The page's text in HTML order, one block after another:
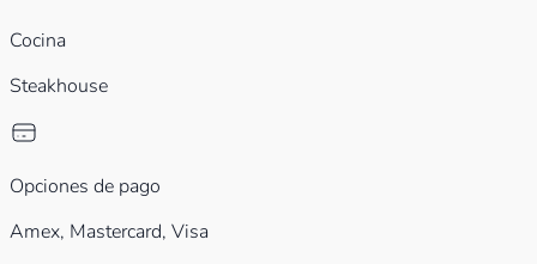
Cocina
Steakhouse
Opciones de pago
Amex, Mastercard, Visa